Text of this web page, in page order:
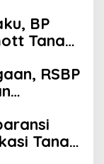
BP
Tanam
RSBP
Tanah